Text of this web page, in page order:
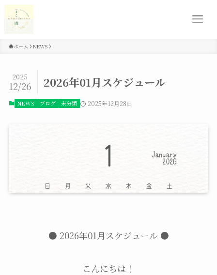
ホーム NEWS
2026年01月スケジュール
2025
12/26
NEWS ブログ 未分類 2025年12月28日
● 2026年01月スケジュール ●
こんにちは！